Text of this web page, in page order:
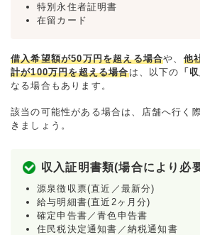
特別永住者証明書
在留カード
借入希望額が50万円を超える場合や、 他
計が100万円を超える場合は、以下の 「
なる場合もあります。
該当の可能性がある場合は、店舗へ行く
きましょう。
収入証明書類(場合により必
源泉徴収票(直近／最新分)
給与明細書(直近2ヶ月分)
確定申告書／青色申告書
住民税決定通知書／納税通知書